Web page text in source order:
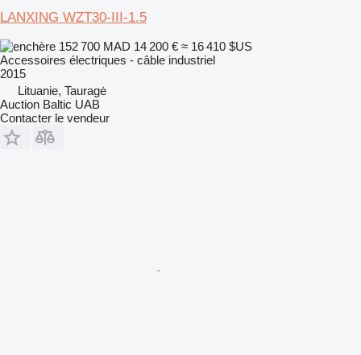
LANXING WZT30-III-1.5
152 700 MAD 14 200 € ≈ 16 410 $US
Accessoires électriques - câble industriel
2015
Lituanie, Tauragė
Auction Baltic UAB
Contacter le vendeur